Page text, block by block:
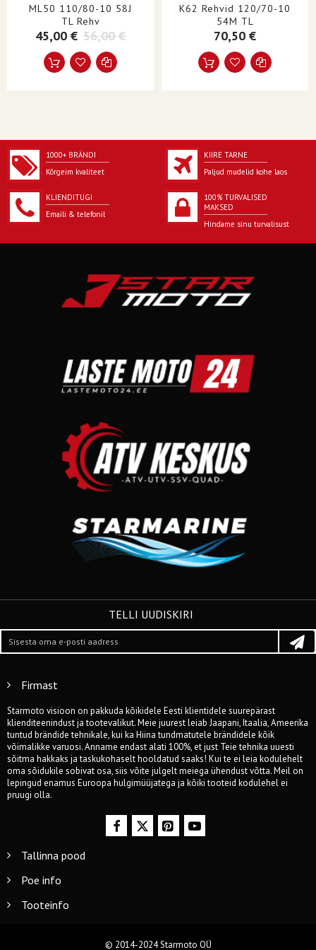
KÜLGPANEEL
Must külgsein
ML50 110/80-10 58J
TL Rehv
45,00 € 56,00 €
K62 Rehvid 120/70-10
54M TL
70,50 €
1000+ BRÄNDI
Kõrgeim kvaliteet
KIIRE TARNE
Paljud mudelid kohe laos
KLIENDITUGI
Emaili & telefonil
100% TURVALISED
MAKSED
Hindame sinu turvalisust
TELLI UUDISKIRI
Firmast
Starmoto visioon on pakkuda kõikidele Eesti klientidele suurepärast
klienditeenindust ja tootevalikut. Meie juurest leiab Jaapani, Itaalia, Ameerika
tuntud brändide tehnikale, kui ka Hiina tundmatutele brändidele kõik
võimalikke varuosi. Anname endast alati 100%, et just Teie tehnika uuesti
sõitma hakkaks ja taskukohaselt hooldatud saaks! Kui te ei leia kodulehelt
oma sõidukile sobivat osa, siis võite julgelt meiega ühendust võtta. Meil on
lepingud enamus Euroopa hulgimüüjatega ja kõiki tooteid kodulehel ei
pruugi olla.
Tallinna pood
Poe info
Tooteinfo
© 2014-2024 Starmoto OÜ